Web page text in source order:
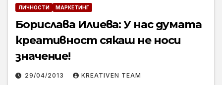
ЛИЧНОСТИ МАРКЕТИНГ
Борислава Илиева: У нас думата
креативност сякаш не носи
значение!
29/04/2013 KREATIVEN TEAM